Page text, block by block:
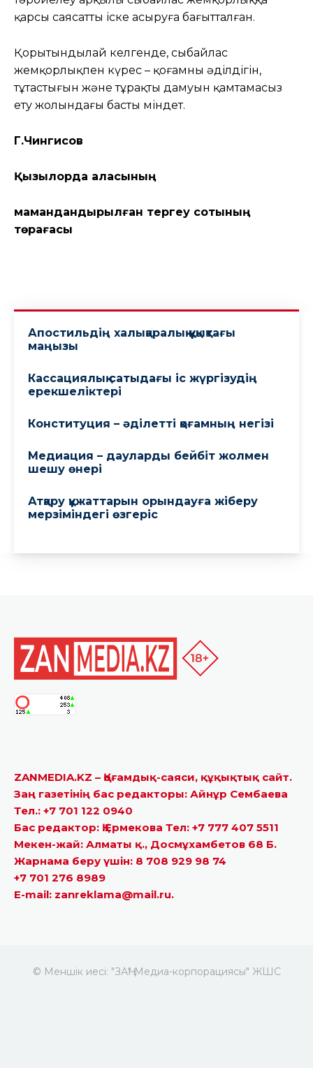
ZANMEDIA.KZ – Қоғамдық-саяси, құқықтық сайт.
Заң газетінің бас редакторы: Айнұр Сембаева
Тел.: +7 701 122 0940
Бас редактор: Қ.Ермекова Тел: +7 777 407 5511
Мекен-жай: Алматы қ., Досмұхамбетов 68 Б.
Жарнама беру үшін: 8 708 929 98 74
+7 701 276 8989
E-mail: zanreklama@mail.ru.
© Меншік иесі: "ЗАҢ" Медиа-корпорациясы" ЖШС